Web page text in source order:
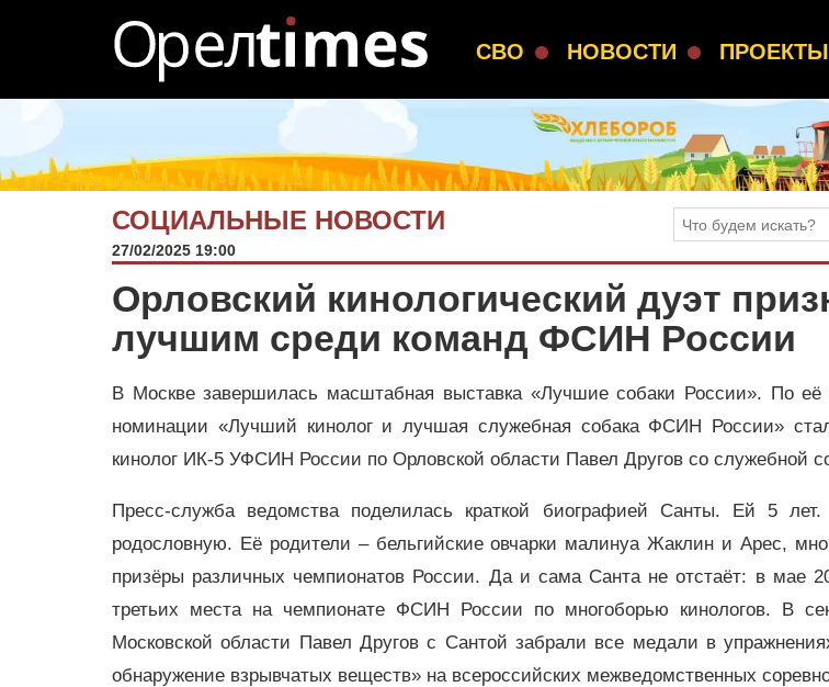
СВО НОВОСТИ ПРОЕКТЫ
СОЦИАЛЬНЫЕ НОВОСТИ
27/02/2025 19:00
Орловский кинологический дуэт
лучшим среди команд ФСИН России
В Москве завершилась масштабная выставка «Лучшие собаки России». По её
номинации «Лучший кинолог и лучшая служебная собака ФСИН России»
кинолог ИК-5 УФСИН России по Орловской области Павел Другов со служебной
Пресс-служба ведомства поделилась краткой биографией Санты. Ей 5
родословную. Её родители – бельгийские овчарки малинуа Жаклин и Арес,
призёры различных чемпионатов России. Да и сама Санта не отстаёт: в мае
третьих места на чемпионате ФСИН России по многоборью кинологов. В
Московской области Павел Другов с Сантой забрали все медали в
обнаружение взрывчатых веществ» на всероссийских межведомственных